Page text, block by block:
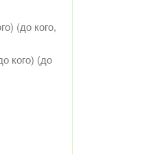
) (до кого,
кого) (до